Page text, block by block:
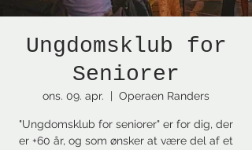
Ungdomsklub for
Seniorer
ons. 09. apr.
  |
Operaen Randers
"Ungdomsklub for seniorer" er for dig, der
er +60 år, og som ønsker at være del af et